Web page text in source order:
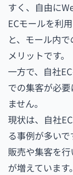
すく、自由に
ECモールを利
と、モール内
メリットです。
一方で、自社
での集客が必
ません。
現状は、自社
る事例が多い
販売や集客を
が増えています。